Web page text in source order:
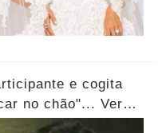
e cogita
no chão"... Ver